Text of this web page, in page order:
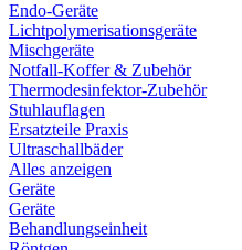
Endo-Geräte
Lichtpolymerisationsgeräte
Mischgeräte
Notfall-Koffer & Zubehör
Thermodesinfektor-Zubehör
Stuhlauflagen
Ersatzteile Praxis
Ultraschallbäder
Alles anzeigen
Geräte
Geräte
Behandlungseinheit